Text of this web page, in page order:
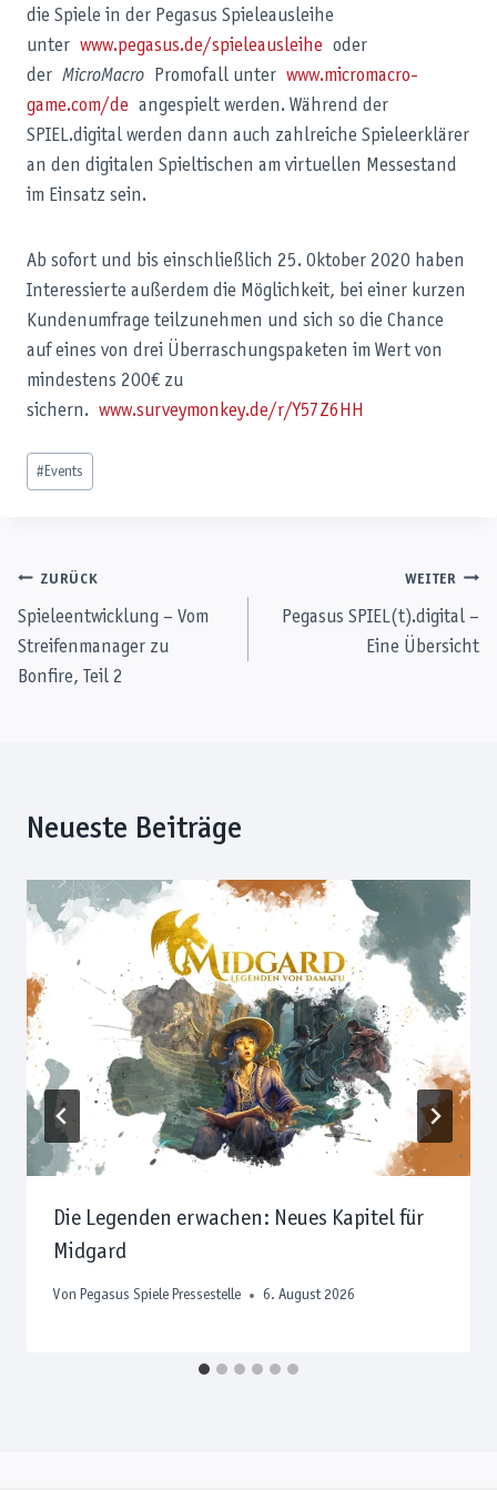
die Spiele in der Pegasus Spieleausleihe
unter www.pegasus.de/spieleausleihe oder
der MicroMacro Promofall unter www.micromacro-
game.com/de angespielt werden. Während der
SPIEL.digital werden dann auch zahlreiche Spieleerklärer
an den digitalen Spieltischen am virtuellen Messestand
im Einsatz sein.
Ab sofort und bis einschließlich 25. Oktober 2020 haben
Interessierte außerdem die Möglichkeit, bei einer kurzen
Kundenumfrage teilzunehmen und sich so die Chance
auf eines von drei Überraschungspaketen im Wert von
mindestens 200€ zu
sichern. www.surveymonkey.de/r/Y57Z6HH
Schlagworte:
# Events
Beitragsnavigation
ZURÜCK
Spieleentwicklung – Vom
Streifenmanager zu
Bonfire, Teil 2
WEITER
Pegasus SPIEL(t).digital –
Eine Übersicht
Neueste Beiträge
Die Legenden erwachen: Neues Kapitel für
Midgard
Von Pegasus Spiele Pressestelle 6. August 2026